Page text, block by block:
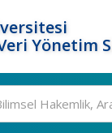
Yönetim